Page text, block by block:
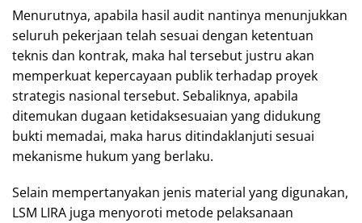
Menurutnya, apabila hasil audit nantinya menunjukkan
seluruh pekerjaan telah sesuai dengan ketentuan
teknis dan kontrak, maka hal tersebut justru akan
memperkuat kepercayaan publik terhadap proyek
strategis nasional tersebut. Sebaliknya, apabila
ditemukan dugaan ketidaksesuaian yang didukung
bukti memadai, maka harus ditindaklanjuti sesuai
mekanisme hukum yang berlaku.
Selain mempertanyakan jenis material yang digunakan,
LSM LIRA juga menyoroti metode pelaksanaan